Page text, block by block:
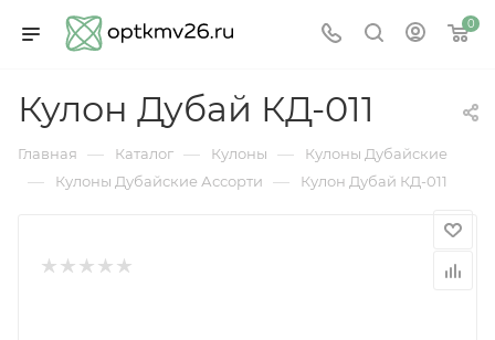
0
Кулон Дубай КД-011
Главная — Каталог — Кулоны — Кулоны Дубайские
— Кулоны Дубайские Ассорти — Кулон Дубай КД-011